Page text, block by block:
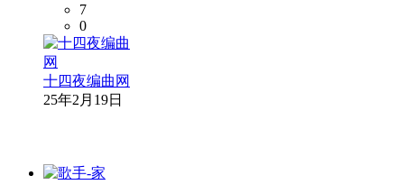
7
0
十四夜编曲网
25年2月19日